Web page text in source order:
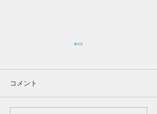
クリスマス燭火礼拝
コメント